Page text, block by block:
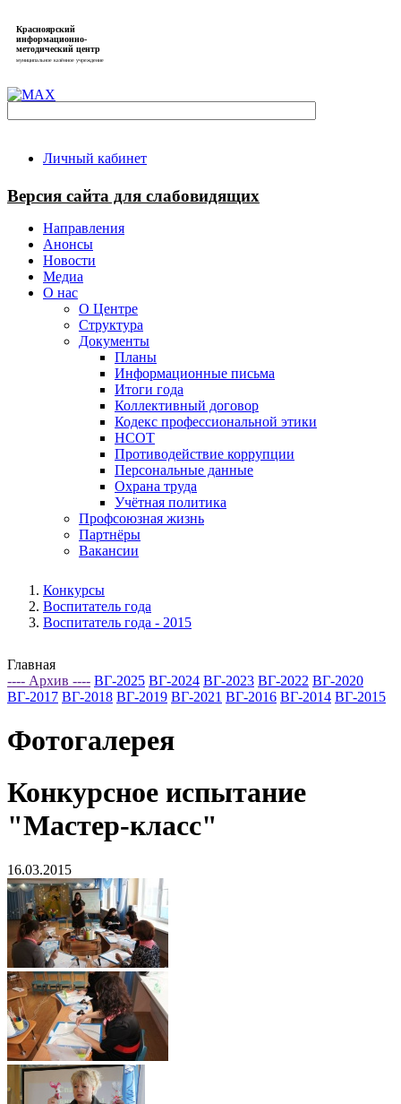
Красноярский
информационно-
методический центр
муниципальное казённое учреждение
Личный кабинет
Версия сайта для слабовидящих
Направления
Анонсы
Новости
Медиа
О нас
О Центре
Структура
Документы
Планы
Информационные письма
Итоги года
Коллективный договор
Кодекс профессиональной этики
НСОТ
Противодействие коррупции
Персональные данные
Охрана труда
Учётная политика
Профсоюзная жизнь
Партнёры
Вакансии
Конкурсы
Воспитатель года
Воспитатель года - 2015
Главная
---- Архив ---- ВГ-2025 ВГ-2024 ВГ-2023 ВГ-2022 ВГ-2020
ВГ-2017 ВГ-2018 ВГ-2019 ВГ-2021 ВГ-2016 ВГ-2014 ВГ-2015
Фотогалерея
Конкурсное испытание
"Мастер-класс"
16.03.2015